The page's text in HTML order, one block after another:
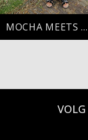
MOCHA MEETS OLIVE